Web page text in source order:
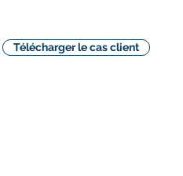
Télécharger le cas client